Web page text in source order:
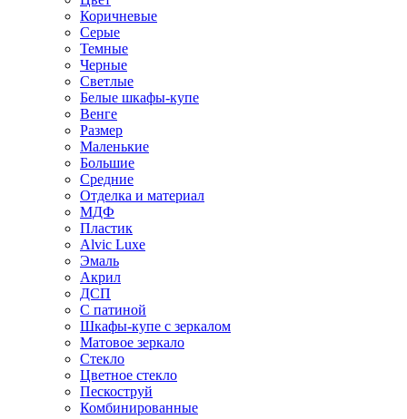
Коричневые
Серые
Темные
Черные
Светлые
Белые шкафы-купе
Венге
Размер
Маленькие
Большие
Средние
Отделка и материал
МДФ
Пластик
Alvic Luxe
Эмаль
Акрил
ДСП
С патиной
Шкафы-купе с зеркалом
Матовое зеркало
Стекло
Цветное стекло
Пескоструй
Комбинированные